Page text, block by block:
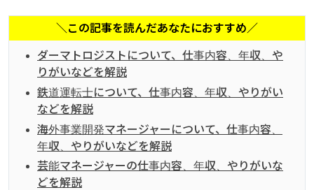
＼この記事を読んだあなたにおすすめ／
ダーマトロジストについて、仕事内容、年収、や
りがいなどを解説
鉄道運転士について、仕事内容、年収、やりがい
などを解説
海外事業開発マネージャーについて、仕事内容、
年収、やりがいなどを解説
芸能マネージャーの仕事内容、年収、やりがいな
どを解説